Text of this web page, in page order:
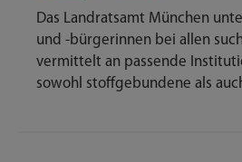
Das Landratsamt München
und -bürgerinnen bei allen
vermittelt an passende
sowohl stoffgebundene als